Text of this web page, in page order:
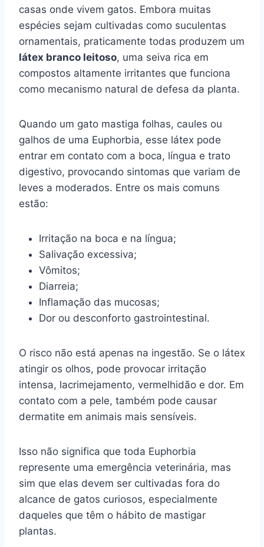
casas onde vivem gatos. Embora muitas
espécies sejam cultivadas como suculentas
ornamentais, praticamente todas produzem um
látex branco leitoso, uma seiva rica em
compostos altamente irritantes que funciona
como mecanismo natural de defesa da planta.
Quando um gato mastiga folhas, caules ou
galhos de uma Euphorbia, esse látex pode
entrar em contato com a boca, língua e trato
digestivo, provocando sintomas que variam de
leves a moderados. Entre os mais comuns
estão:
Irritação na boca e na língua;
Salivação excessiva;
Vômitos;
Diarreia;
Inflamação das mucosas;
Dor ou desconforto gastrointestinal.
O risco não está apenas na ingestão. Se o látex
atingir os olhos, pode provocar irritação
intensa, lacrimejamento, vermelhidão e dor. Em
contato com a pele, também pode causar
dermatite em animais mais sensíveis.
Isso não significa que toda Euphorbia
represente uma emergência veterinária, mas
sim que elas devem ser cultivadas fora do
alcance de gatos curiosos, especialmente
daqueles que têm o hábito de mastigar
plantas.